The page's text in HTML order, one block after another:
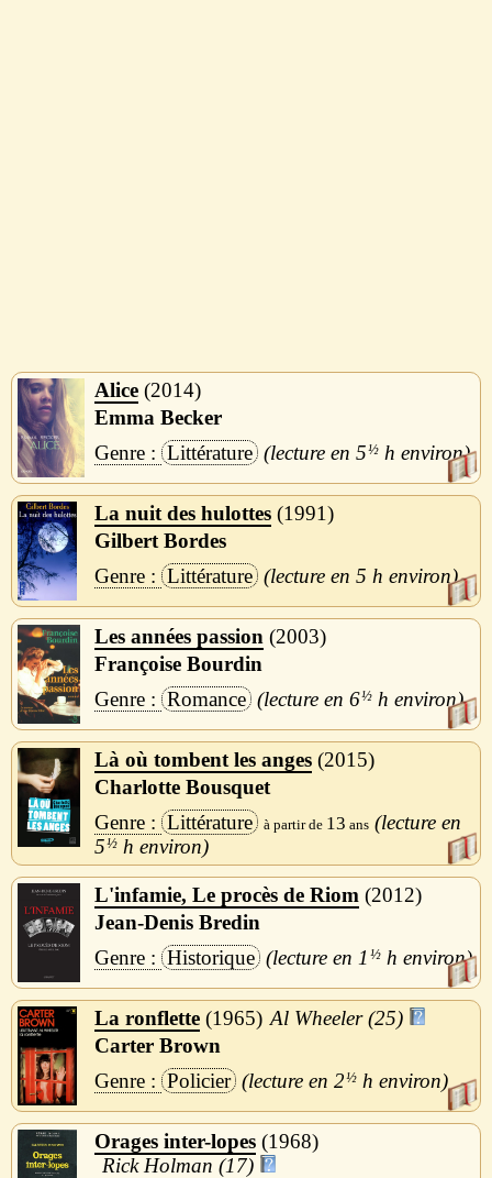
Alice 2014
Emma Becker
Littérature
5½ h
La nuit des hulottes 1991
Gilbert Bordes
Littérature
5 h
Les années passion
2003
Françoise Bourdin
Romance
6½ h
Là où tombent les anges 2015
Charlotte Bousquet
Littérature
13
5½ h
L'infamie, Le procès de Riom
2012
Jean-Denis Bredin
Historique
1 ½ h
La ronflette 1965
Al Wheeler (25)
Carter Brown
Policier
2½ h
Orages inter-lopes 1968
Rick Holman (17)